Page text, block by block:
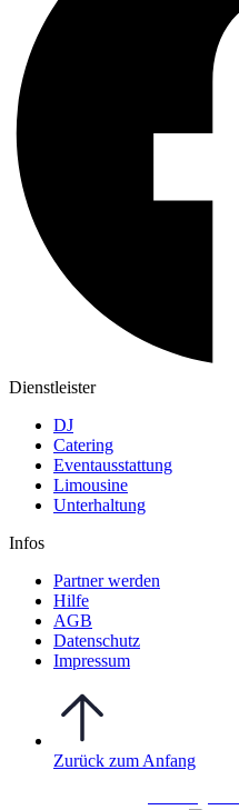
Dienstleister
DJ
Catering
Eventausstattung
Limousine
Unterhaltung
Infos
Partner werden
Hilfe
AGB
Datenschutz
Impressum
Zurück zum Anfang